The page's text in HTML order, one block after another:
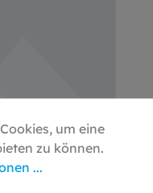
um eine
zu können.
...